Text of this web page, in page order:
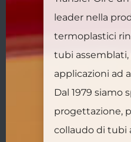
leader nella
termoplastici
tubi
applicazioni ad
Dal 1979 siamo
progettazione,
collaudo di tubi